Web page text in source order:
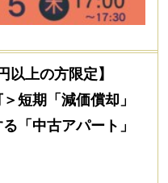
以上の方限定】
短期「減価償却」
「中古アパート」